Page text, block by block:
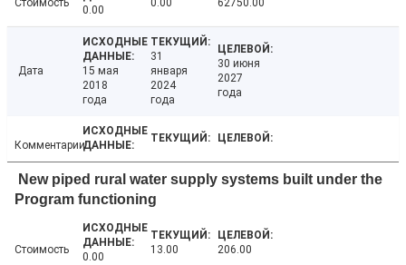
Стоимость
0.00
0.00 62750.00
Дата
15 мая
2018
года
31
января
2024
года
30 июня
2027
года
Комментарии
New piped rural water supply systems built under the
Program functioning
Стоимость
0.00
13.00 206.00